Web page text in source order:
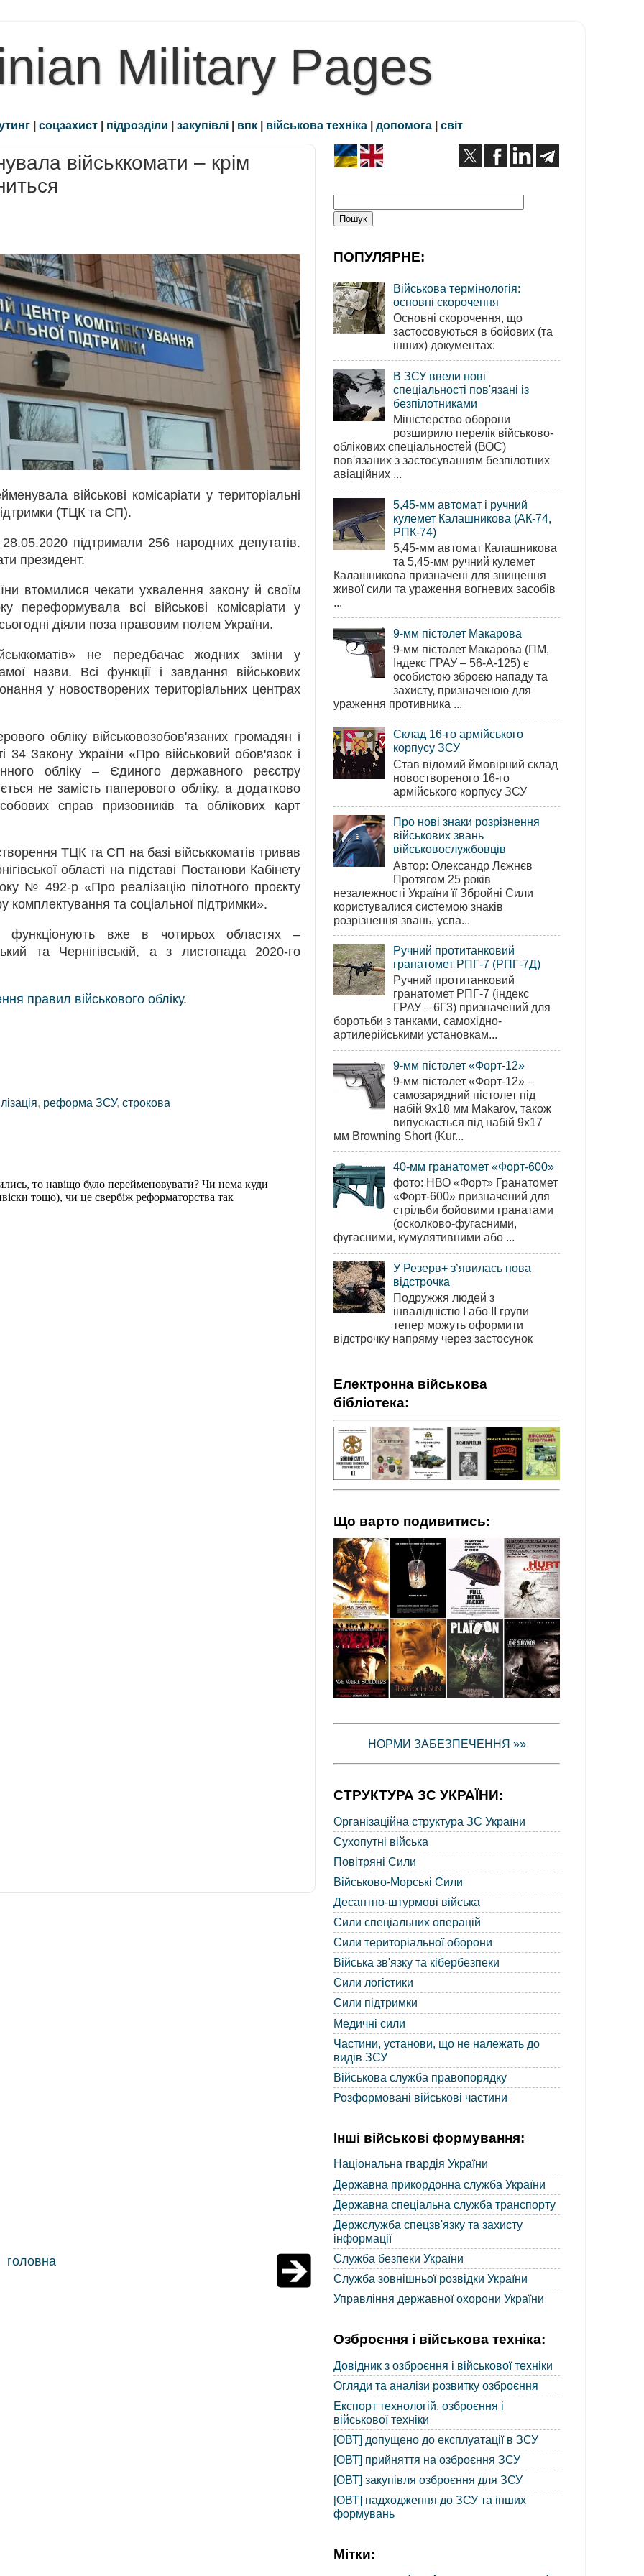
Military Pages
| соцзахист | підрозділи | закупівлі | впк | військова техніка | допомога | світ
військкомати – крім
військові комісаріати у територіальні
(ТЦК та СП).
підтримали 256 народних депутатів.
президент.
втомилися чекати ухвалення закону й своїм
всі військові комісаріати у
діяли поза правовим полем України.
не передбачає жодних зміни у
назви. Всі функції і завдання військових
у новостворених територіальних центрах
обліку військовозобов'язаних громадян і
34 Закону України «Про військовий обов'язок і
обліку – Єдиного державного реєстру
не замість паперового обліку, а додатково
справ призовників та облікових карт
ТЦК та СП на базі військкоматів тривав
області на підставі Постанови Кабінету
№ 492-р «Про реалізацію пілотного проєкту
комплектування та соціальної підтримки».
вже в чотирьох областях –
та Чернігівській, а з листопада 2020-го
правил військового обліку.
, реформа ЗСУ, строкова
головна
ПОПУЛЯРНЕ:
Військова термінологія:
основні скорочення
Основні скорочення, що
застосовуються в бойових (та
інших) документах:
В ЗСУ ввели нові
спеціальності пов'язані із
безпілотниками
Міністерство оборони
розширило перелік військово-
облікових спеціальностей (ВОС)
пов'язаних з застосуванням безпілотних
авіаційних ...
5,45-мм автомат і ручний
кулемет Калашникова (АК-74,
РПК-74)
5,45-мм автомат Калашникова
та 5,45-мм ручний кулемет
Калашникова призначені для знищення
живої сили та ураження вогневих засобів
...
9-мм пістолет Макарова
9-мм пістолет Макарова (ПМ,
Індекс ГРАУ – 56-А-125) є
особистою зброєю нападу та
захисту, призначеною для
ураження противника ...
Склад 16-го армійського
корпусу ЗСУ
Став відомий ймовірний склад
новоствореного 16-го
армійського корпусу ЗСУ
Про нові знаки розрізнення
військових звань
військовослужбовців
Автор: Олександр Лєжнєв
Протягом 25 років
незалежності України її Збройні Сили
користувалися системою знаків
розрізнення звань, успа...
Ручний протитанковий
гранатомет РПГ-7 (РПГ-7Д)
Ручний протитанковий
гранатомет РПГ-7 (індекс
ГРАУ – 6Г3) призначений для
боротьби з танками, самохідно-
артилерійськими установкам...
9-мм пістолет «Форт-12»
9-мм пістолет «Форт-12» –
самозарядний пістолет під
набій 9х18 мм Makarov, також
випускається під набій 9х17
мм Browning Short (Kur...
40-мм гранатомет «Форт-600»
фото: НВО «Форт» Гранатомет
«Форт-600» призначений для
стрільби бойовими гранатами
(осколково-фугасними,
фугасними, кумулятивними або ...
У Резерв+ з’явилась нова
відстрочка
Подружжя людей з
інвалідністю І або ІІ групи
тепер можуть оформити
відстрочку напряму через застосунок
Електронна військова
бібліотека:
Що варто подивитись:
НОРМИ ЗАБЕЗПЕЧЕННЯ »»
СТРУКТУРА ЗС УКРАЇНИ:
Організаційна структура ЗС України
Сухопутні війська
Повітряні Сили
Військово-Морські Сили
Десантно-штурмові війська
Сили спеціальних операцій
Сили територіальної оборони
Війська зв'язку та кібербезпеки
Сили логістики
Сили підтримки
Медичні сили
Частини, установи, що не належать до
видів ЗСУ
Військова служба правопорядку
Розформовані військові частини
Інші військові формування:
Національна гвардія України
Державна прикордонна служба України
Державна спеціальна служба транспорту
Держслужба спецзв'язку та захисту
інформації
Служба безпеки України
Служба зовнішньої розвідки України
Управління державної охорони України
Озброєння і військова техніка:
Довідник з озброєння і військової техніки
Огляди та аналізи розвитку озброєння
Експорт технологій, озброєння і
військової техніки
[ОВТ] допущено до експлуатації в ЗСУ
[ОВТ] прийняття на озброєння ЗСУ
[ОВТ] закупівля озброєння для ЗСУ
[ОВТ] надходження до ЗСУ та інших
формувань
Мітки: